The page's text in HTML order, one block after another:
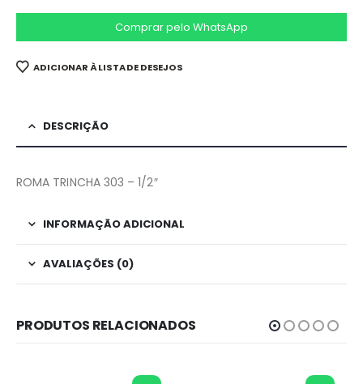
Comprar pelo WhatsApp
ADICIONAR À LISTA DE DESEJOS
DESCRIÇÃO
ROMA TRINCHA 303 – 1/2″
INFORMAÇÃO ADICIONAL
AVALIAÇÕES (0)
PRODUTOS RELACIONADOS